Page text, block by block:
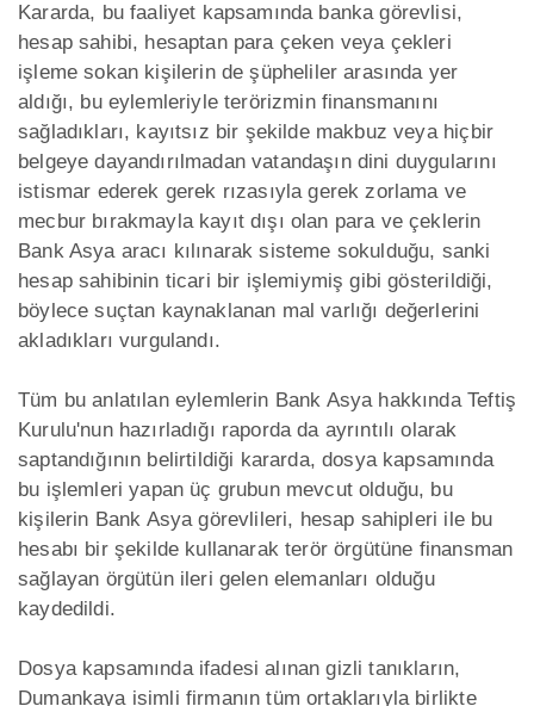
Kararda, bu faaliyet kapsamında banka görevlisi,
hesap sahibi, hesaptan para çeken veya çekleri
işleme sokan kişilerin de şüpheliler arasında yer
aldığı, bu eylemleriyle terörizmin finansmanını
sağladıkları, kayıtsız bir şekilde makbuz veya hiçbir
belgeye dayandırılmadan vatandaşın dini duygularını
istismar ederek gerek rızasıyla gerek zorlama ve
mecbur bırakmayla kayıt dışı olan para ve çeklerin
Bank Asya aracı kılınarak sisteme sokulduğu, sanki
hesap sahibinin ticari bir işlemiymiş gibi gösterildiği,
böylece suçtan kaynaklanan mal varlığı değerlerini
akladıkları vurgulandı.
Tüm bu anlatılan eylemlerin Bank Asya hakkında Teftiş
Kurulu'nun hazırladığı raporda da ayrıntılı olarak
saptandığının belirtildiği kararda, dosya kapsamında
bu işlemleri yapan üç grubun mevcut olduğu, bu
kişilerin Bank Asya görevlileri, hesap sahipleri ile bu
hesabı bir şekilde kullanarak terör örgütüne finansman
sağlayan örgütün ileri gelen elemanları olduğu
kaydedildi.
Dosya kapsamında ifadesi alınan gizli tanıkların,
Dumankaya isimli firmanın tüm ortaklarıyla birlikte